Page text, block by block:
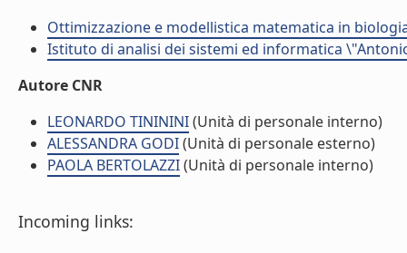
Ottimizzazione e modellistica matematica in
Istituto di analisi dei sistemi ed informatica
Autore CNR
LEONARDO TINININI(Unità di personale interno)
ALESSANDRA GODI(Unità di personale esterno)
PAOLA BERTOLAZZI(Unità di personale interno)
Incoming links: